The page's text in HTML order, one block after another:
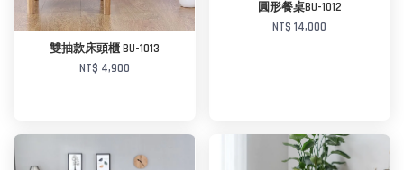
加入購物車
雙抽款床頭櫃 BU-1013
NT$ 4,900
圓形餐桌BU-1012
NT$ 14,000